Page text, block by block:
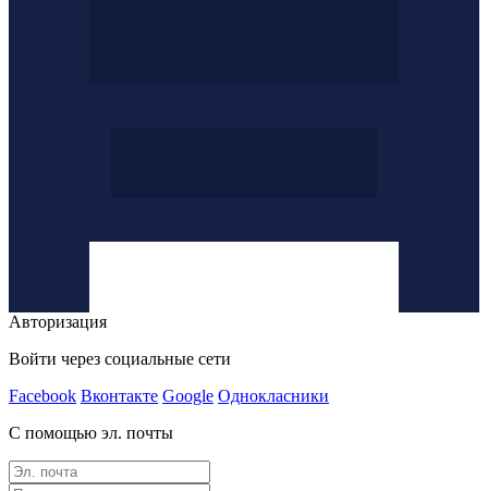
Авторизация
Войти через социальные сети
Facebook Вконтакте Google Однокласники
С помощью эл. почты